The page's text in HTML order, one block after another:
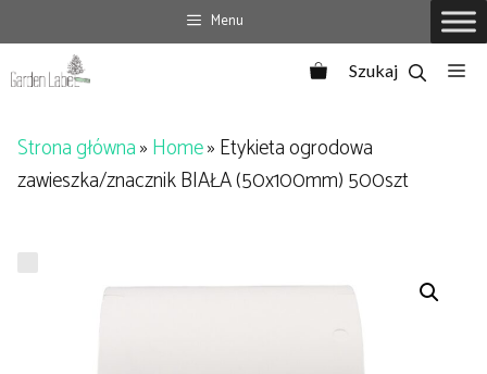
do
treści
Menu
Strona główna»Home»Etykieta ogrodowa
zawieszka/znacznik BIAŁA (50x100mm) 500szt